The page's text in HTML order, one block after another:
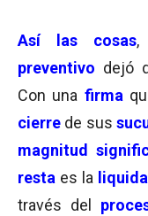
Así las cosas,
preventivo dejó
Con una firma
cierre de sus
magnitud
resta es la
través del